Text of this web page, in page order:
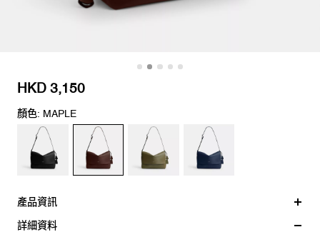
HKD 3,150
顏色: MAPLE
產品資訊
詳細資料